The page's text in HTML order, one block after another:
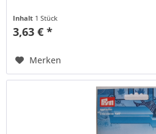
Inhalt 1 Stück
3,63 € *
Merken